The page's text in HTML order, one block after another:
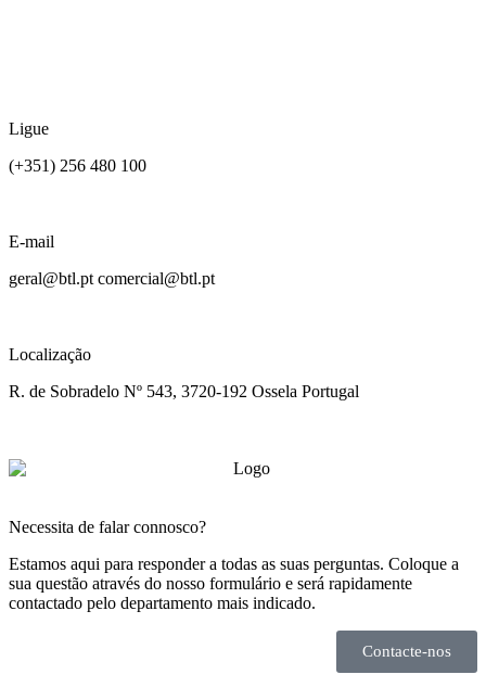
Ligue
(+351) 256 480 100
E-mail
geral@btl.pt comercial@btl.pt
Localização
R. de Sobradelo Nº 543, 3720-192 Ossela Portugal
Necessita de falar connosco?
Estamos aqui para responder a todas as suas perguntas. Coloque a
sua questão através do nosso formulário e será rapidamente
contactado pelo departamento mais indicado.
Contacte-nos